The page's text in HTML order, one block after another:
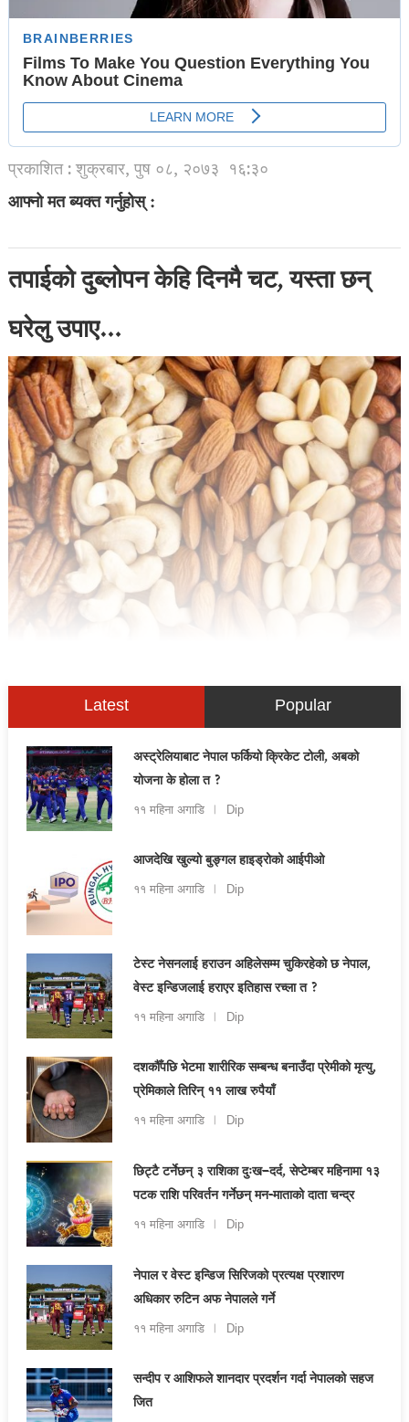
प्रकाशित : शुक्रबार, पुष ०८, २०७३ १६:३०
आफ्नो मत ब्यक्त गर्नुहोस् :
तपाईको दुब्लोपन केहि दिनमै चट, यस्ता छन्
घरेलु उपाए…
Latest Popular
अस्ट्रेलियाबाट नेपाल फर्कियो क्रिकेट टोली, अबको
योजना के होला त ?
११ महिना अगाडि Dip
आजदेखि खुल्यो बुङ्गल हाइड्रोको आईपीओ
११ महिना अगाडि Dip
टेस्ट नेसनलाई हराउन अहिलेसम्म चुकिरहेको छ नेपाल,
वेस्ट इन्डिजलाई हराएर इतिहास रच्ला त ?
११ महिना अगाडि Dip
दशकौँपछि भेटमा शारीरिक सम्बन्ध बनाउँदा प्रेमीको मृत्यु,
प्रेमिकाले तिरिन् ११ लाख रुपैयाँ
११ महिना अगाडि Dip
छिट्टै टर्नेछन् ३ राशिका दुःख–दर्द, सेप्टेम्बर महिनामा १३
पटक राशि परिवर्तन गर्नेछन् मन-माताको दाता चन्द्र
११ महिना अगाडि Dip
नेपाल र वेस्ट इन्डिज सिरिजको प्रत्यक्ष प्रशारण
अधिकार रुटिन अफ नेपालले गर्ने
११ महिना अगाडि Dip
सन्दीप र आशिफले शानदार प्रदर्शन गर्दा नेपालको सहज
जित